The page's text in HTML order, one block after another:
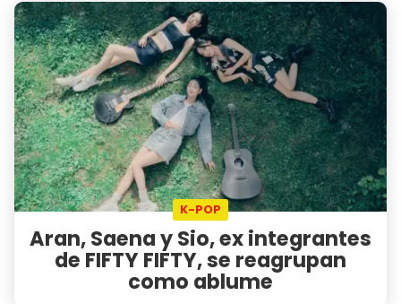
K-POP
Aran, Saena y Sio, ex integrantes
de FIFTY FIFTY, se reagrupan
como ablume